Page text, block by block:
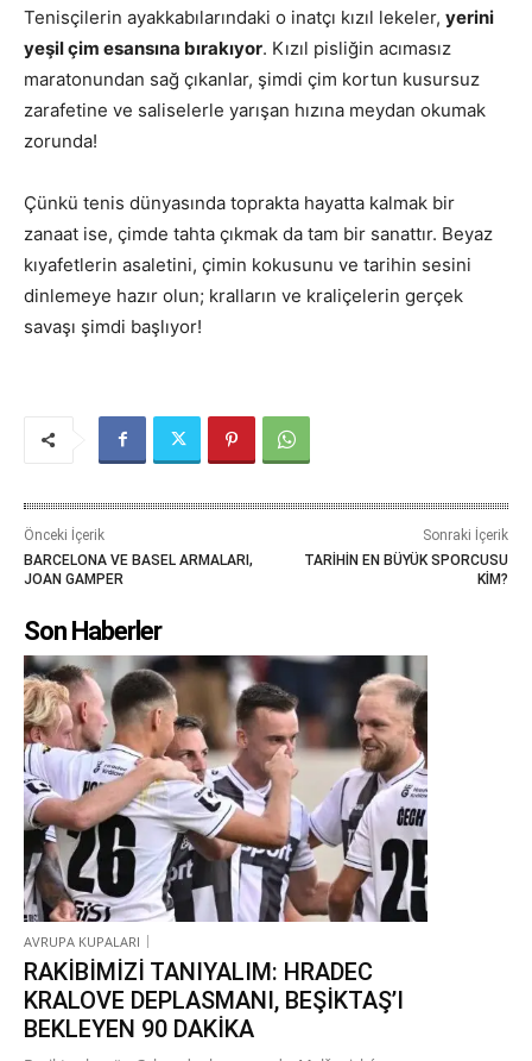
Tenisçilerin ayakkabılarındaki o inatçı kızıl lekeler, yerini
yeşil çim esansına bırakıyor. Kızıl pisliğin acımasız
maratonundan sağ çıkanlar, şimdi çim kortun kusursuz
zarafetine ve saliselerle yarışan hızına meydan okumak
zorunda!
Çünkü tenis dünyasında toprakta hayatta kalmak bir
zanaat ise, çimde tahta çıkmak da tam bir sanattır. Beyaz
kıyafetlerin asaletini, çimin kokusunu ve tarihin sesini
dinlemeye hazır olun; kralların ve kraliçelerin gerçek
savaşı şimdi başlıyor!
Önceki İçerik
BARCELONA VE BASEL ARMALARI,
JOAN GAMPER
Sonraki İçerik
TARİHİN EN BÜYÜK SPORCUSU
KİM?
Son Haberler
AVRUPA KUPALARI
RAKİBİMİZİ TANIYALIM: HRADEC
KRALOVE DEPLASMANI, BEŞİKTAŞ’I
BEKLEYEN 90 DAKİKA